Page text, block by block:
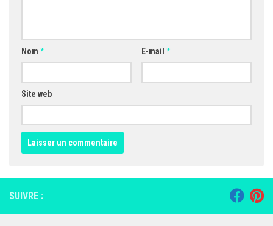
Nom * E-mail *
Site web
SUIVRE :